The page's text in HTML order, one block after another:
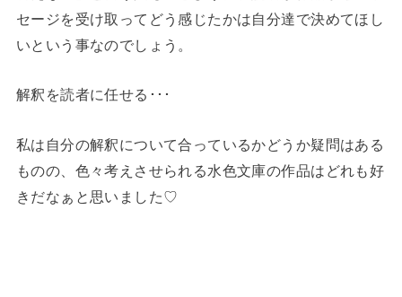
セージを受け取ってどう感じたかは自分達で決めてほし
いという事なのでしょう。
解釈を読者に任せる･･･
私は自分の解釈について合っているかどうか疑問はある
ものの、色々考えさせられる水色文庫の作品はどれも好
きだなぁと思いました♡